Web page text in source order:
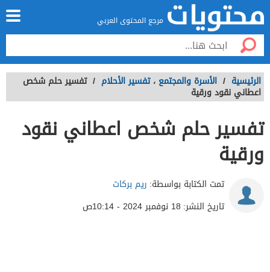
مرجع المحتوى العربي
الرئيسية / الأسرة والمجتمع ، تفسير الأحلام / تفسير حلم شخص
اعطاني نقود ورقية
تفسير حلم شخص اعطاني نقود
ورقية
تمت الكتابة بواسطة: ريم بركات
تاريخ النشر: 18 نوفمبر 2024 - 10:14ص